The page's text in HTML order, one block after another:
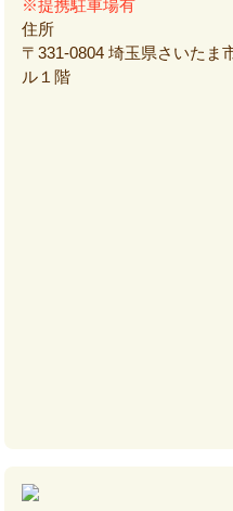
※提携駐車場有
住所
〒331-0804 埼玉県さいたま
ル１階